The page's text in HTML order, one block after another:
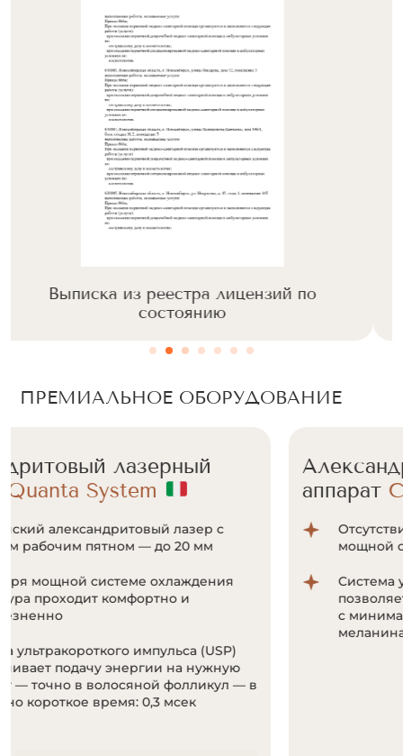
Выписка из реестра лицензий по
состоянию
ПРЕМИАЛЬНОЕ ОБОРУДОВАНИЕ
Александритовый лазерный
аппаратCunosure Apogee+
Отсутствие болевых ощущений за счет
мощной системы охлаждения Zimmer;
Система ультракороткого импульса
позволяет воздействовать на волоски даже